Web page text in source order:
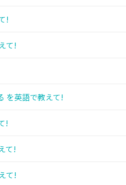
!
て!
を英語で教えて!
!
て!
て!